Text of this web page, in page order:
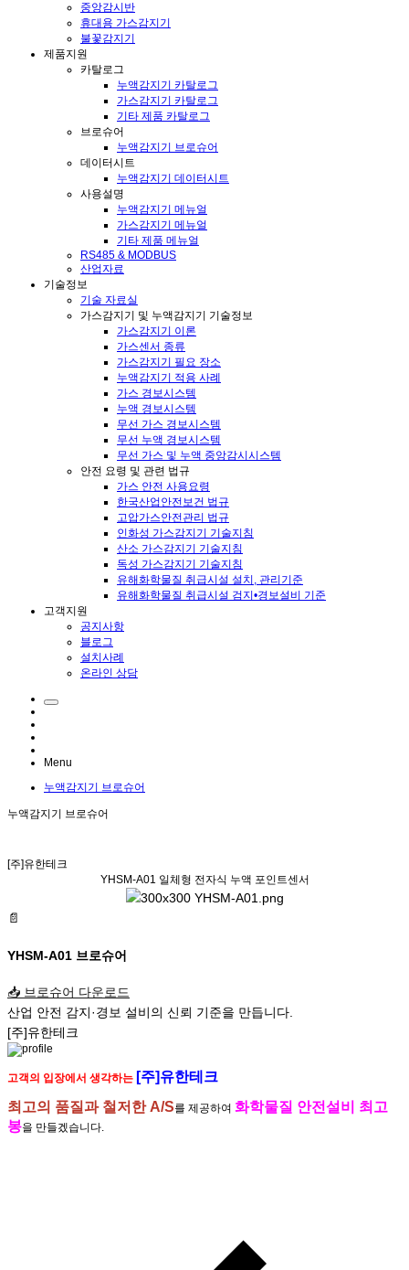
중앙감시반
휴대용 가스감지기
불꽃감지기
제품지원
카탈로그
누액감지기 카탈로그
가스감지기 카탈로그
기타 제품 카탈로그
브로슈어
누액감지기 브로슈어
데이터시트
누액감지기 데이터시트
사용설명
누액감지기 메뉴얼
가스감지기 메뉴얼
기타 제품 메뉴얼
RS485 & MODBUS
산업자료
기술정보
기술 자료실
가스감지기 및 누액감지기 기술정보
가스감지기 이론
가스센서 종류
가스감지기 필요 장소
누액감지기 적용 사례
가스 경보시스템
누액 경보시스템
무선 가스 경보시스템
무선 누액 경보시스템
무선 가스 및 누액 중앙감시시스템
안전 요령 및 관련 법규
가스 안전 사용요령
한국산업안전보건 법규
고압가스안전관리 법규
인화성 가스감지기 기술지침
산소 가스감지기 기술지침
독성 가스감지기 기술지침
유해화학물질 취급시설 설치, 관리기준
유해화학물질 취급시설 검지•경보설비 기준
고객지원
공지사항
블로그
설치사례
온라인 상담
Menu
누액감지기 브로슈어
누액감지기 브로슈어
[주]유한테크
YHSM-A01 일체형 전자식 누액 포인트센서
📄
YHSM-A01 브로슈어
📥 브로슈어 다운로드
산업 안전 감지·경보 설비의 신뢰 기준을 만듭니다.
[주]유한테크
고객의 입장에서 생각하는 [주]유한테크
최고의 품질과 철저한 A/S를 제공하여 화학물질 안전설비 최고
봉을 만들겠습니다.